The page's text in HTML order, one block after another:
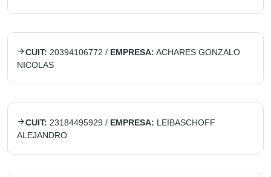
CUIT: 20394106772 / EMPRESA: ACHARES GONZALO
NICOLAS
CUIT: 23184495929 / EMPRESA: LEIBASCHOFF
ALEJANDRO